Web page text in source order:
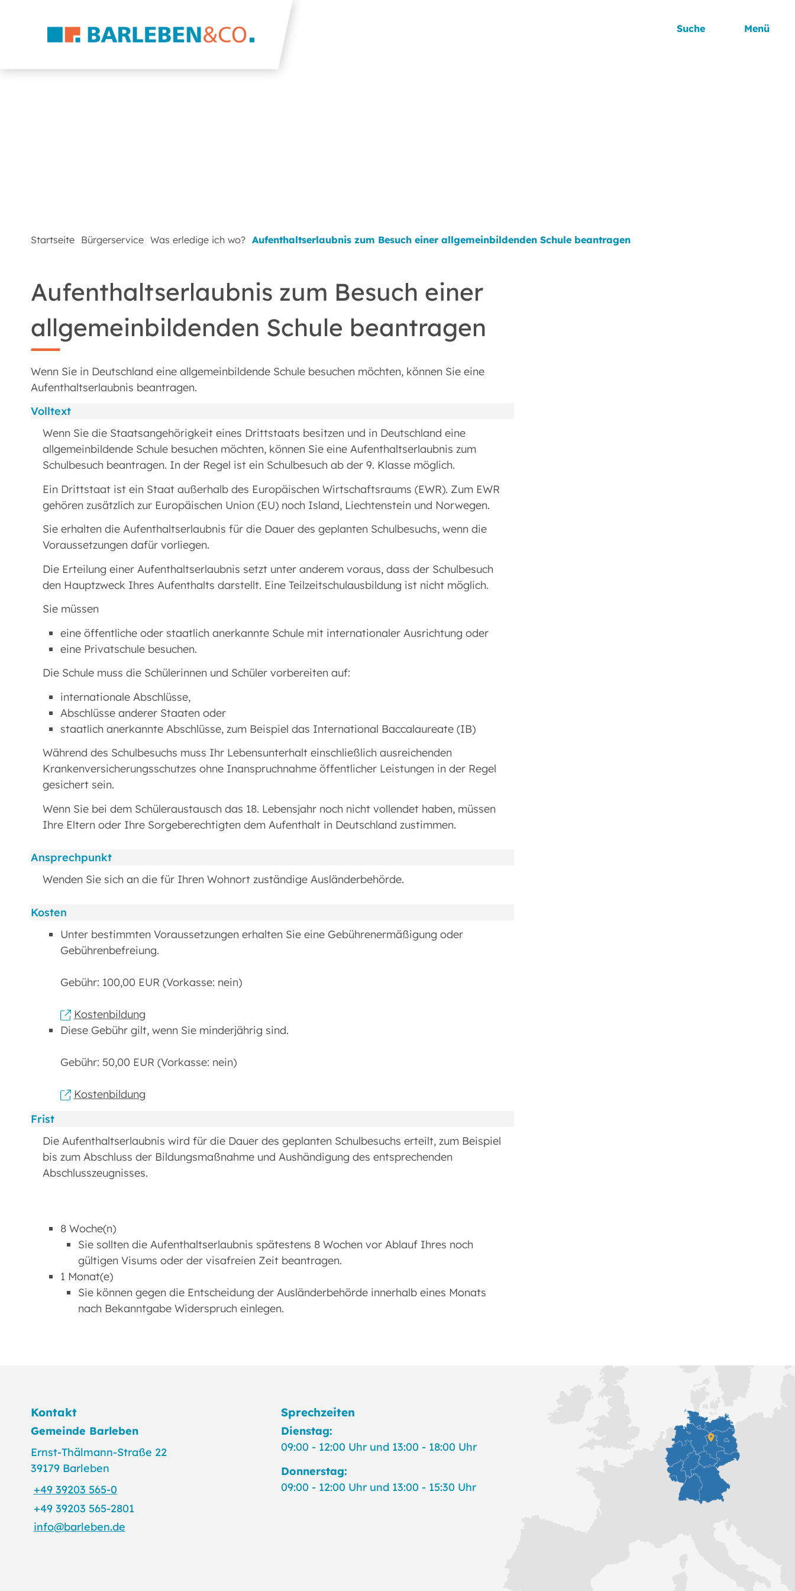
Suche Menü
Startseite Bürgerservice Was erledige ich wo? Aufenthaltserlaubnis zum Besuch einer allgemeinbildenden Schule beantragen
Aufenthaltserlaubnis zum Besuch einer
allgemeinbildenden Schule beantragen
Wenn Sie in Deutschland eine allgemeinbildende Schule besuchen möchten, können Sie eine
Aufenthaltserlaubnis beantragen.
Volltext
Wenn Sie die Staatsangehörigkeit eines Drittstaats besitzen und in Deutschland eine
allgemeinbildende Schule besuchen möchten, können Sie eine Aufenthaltserlaubnis zum
Schulbesuch beantragen. In der Regel ist ein Schulbesuch ab der 9. Klasse möglich.
Ein Drittstaat ist ein Staat außerhalb des Europäischen Wirtschaftsraums (EWR). Zum EWR
gehören zusätzlich zur Europäischen Union (EU) noch Island, Liechtenstein und Norwegen.
Sie erhalten die Aufenthaltserlaubnis für die Dauer des geplanten Schulbesuchs, wenn die
Voraussetzungen dafür vorliegen.
Die Erteilung einer Aufenthaltserlaubnis setzt unter anderem voraus, dass der Schulbesuch
den Hauptzweck Ihres Aufenthalts darstellt. Eine Teilzeitschulausbildung ist nicht möglich.
Sie müssen
eine öffentliche oder staatlich anerkannte Schule mit internationaler Ausrichtung oder
eine Privatschule besuchen.
Die Schule muss die Schülerinnen und Schüler vorbereiten auf:
internationale Abschlüsse,
Abschlüsse anderer Staaten oder
staatlich anerkannte Abschlüsse, zum Beispiel das International Baccalaureate (IB)
Während des Schulbesuchs muss Ihr Lebensunterhalt einschließlich ausreichenden
Krankenversicherungsschutzes ohne Inanspruchnahme öffentlicher Leistungen in der Regel
gesichert sein.
Wenn Sie bei dem Schüleraustausch das 18. Lebensjahr noch nicht vollendet haben, müssen
Ihre Eltern oder Ihre Sorgeberechtigten dem Aufenthalt in Deutschland zustimmen.
Ansprechpunkt
Wenden Sie sich an die für Ihren Wohnort zuständige Ausländerbehörde.
Kosten
Unter bestimmten Voraussetzungen erhalten Sie eine Gebührenermäßigung oder
Gebührenbefreiung.
Gebühr: 100,00 EUR (Vorkasse: nein)
Kostenbildung
Diese Gebühr gilt, wenn Sie minderjährig sind.
Gebühr: 50,00 EUR (Vorkasse: nein)
Kostenbildung
Frist
Die Aufenthaltserlaubnis wird für die Dauer des geplanten Schulbesuchs erteilt, zum Beispiel
bis zum Abschluss der Bildungsmaßnahme und Aushändigung des entsprechenden
Abschlusszeugnisses.
8 Woche(n)
Sie sollten die Aufenthaltserlaubnis spätestens 8 Wochen vor Ablauf Ihres noch
gültigen Visums oder der visafreien Zeit beantragen.
1 Monat(e)
Sie können gegen die Entscheidung der Ausländerbehörde innerhalb eines Monats
nach Bekanntgabe Widerspruch einlegen.
Kontakt
Gemeinde Barleben
Ernst-Thälmann-Straße 22
39179 Barleben
+49 39203 565-0
+49 39203 565-2801
info@barleben.de
Sprechzeiten
Dienstag:
09:00 - 12:00 Uhr und 13:00 - 18:00 Uhr
Donnerstag:
09:00 - 12:00 Uhr und 13:00 - 15:30 Uhr